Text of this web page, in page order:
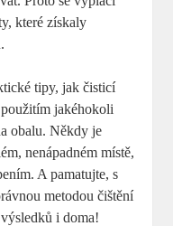
které získaly
tipy, jak čisticí
jakéhokoli
obalu. Někdy je
nenápadném místě,
A pamatujte, s
metodou čištění
i doma!